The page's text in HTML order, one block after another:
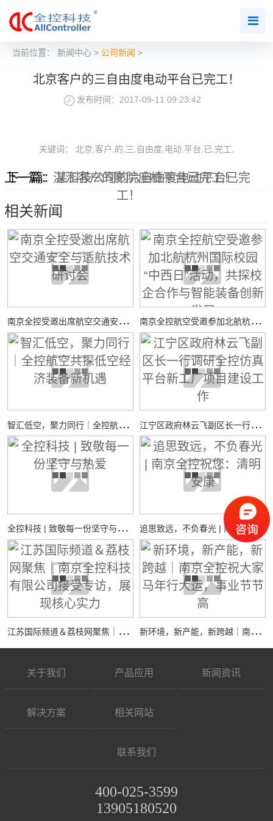
当前位置： 新闻中心> 公司新闻 >
北京客户的三自由度电动平台已完工！
发布时间：2017-09-11 09:23:42
关键词： 北京,客户,的,三,自由度,电动,平台,已,完工,
上一篇： 湛江客户的影院座椅平台已完工！
下一篇：某科技公司的六自由度电动平台已完
工！
相关新闻
南
京全控受邀出席航空交通安全与适航技术研讨会 南
京全控航空受邀参加北航杭州国际校园“中西日”活动，共探校企合作与智能装备创新发展
智
汇低空，聚力同行｜全控航空共探低空经济装备新机遇 江
宁区政府林云飞副区长一行调研全控仿真平台新工厂项目建设工作
全
控科技 | 致敬每一份坚守与热爱 追
思致远，不负春光 | 南京全控祝您：清明安康
江
苏国际频道＆荔枝网聚焦｜南京全控科技有限公司接受专访，展现核心实力 新
环境，新产能，新跨越｜南京全控祝大家马年行大运，事业节节高
关于我们 产品应用 新闻资讯
解决方案 相关网站
联系我们
400-025-3599
13905180520